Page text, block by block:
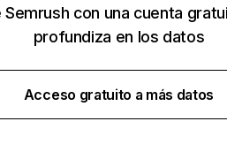
Semrush con una cuenta
profundiza en los datos
Acceso gratuito a más datos